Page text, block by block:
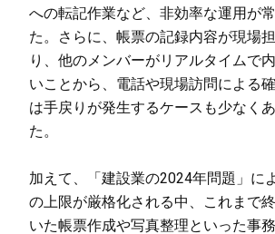
への転記作業など、非効率な運用が
た。さらに、帳票の記録内容が現場
り、他のメンバーがリアルタイムで
いことから、電話や現場訪問による
は手戻りが発生するケースも少なく
た。
加えて、「建設業の2024年問題」に
の上限が厳格化される中、これまで
いた帳票作成や写真整理といった事